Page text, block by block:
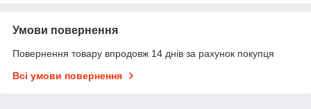
Умови повернення
Повернення товару впродовж 14 днів за рахунок покупця
Всі умови повернення